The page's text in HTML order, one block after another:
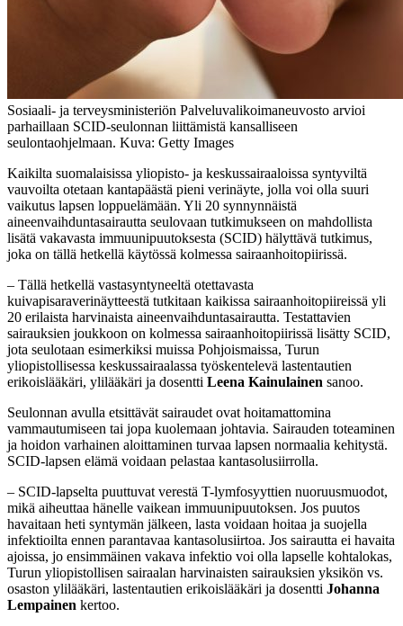
Sosiaali- ja terveysministeriön Palveluvalikoimaneuvosto arvioi
parhaillaan SCID-seulonnan liittämistä kansalliseen
seulontaohjelmaan. Kuva: Getty Images
Kaikilta suomalaisissa yliopisto- ja keskussairaaloissa syntyviltä
vauvoilta otetaan kantapäästä pieni verinäyte, jolla voi olla suuri
vaikutus lapsen loppuelämään. Yli 20 synnynnäistä
aineenvaihduntasairautta seulovaan tutkimukseen on mahdollista
lisätä vakavasta immuunipuutoksesta (SCID) hälyttävä tutkimus,
joka on tällä hetkellä käytössä kolmessa sairaanhoitopiirissä.
– Tällä hetkellä vastasyntyneeltä otettavasta
kuivapisaraverinäytteestä tutkitaan kaikissa sairaanhoitopiireissä yli
20 erilaista harvinaista aineenvaihduntasairautta. Testattavien
sairauksien joukkoon on kolmessa sairaanhoitopiirissä lisätty SCID,
jota seulotaan esimerkiksi muissa Pohjoismaissa, Turun
yliopistollisessa keskussairaalassa työskentelevä lastentautien
erikoislääkäri, ylilääkäri ja dosentti Leena Kainulainen sanoo.
Seulonnan avulla etsittävät sairaudet ovat hoitamattomina
vammautumiseen tai jopa kuolemaan johtavia. Sairauden toteaminen
ja hoidon varhainen aloittaminen turvaa lapsen normaalia kehitystä.
SCID-lapsen elämä voidaan pelastaa kantasolusiirrolla.
– SCID-lapselta puuttuvat verestä T-lymfosyyttien nuoruusmuodot,
mikä aiheuttaa hänelle vaikean immuunipuutoksen. Jos puutos
havaitaan heti syntymän jälkeen, lasta voidaan hoitaa ja suojella
infektioilta ennen parantavaa kantasolusiirtoa. Jos sairautta ei havaita
ajoissa, jo ensimmäinen vakava infektio voi olla lapselle kohtalokas,
Turun yliopistollisen sairaalan harvinaisten sairauksien yksikön vs.
osaston ylilääkäri, lastentautien erikoislääkäri ja dosentti Johanna
Lempainen kertoo.